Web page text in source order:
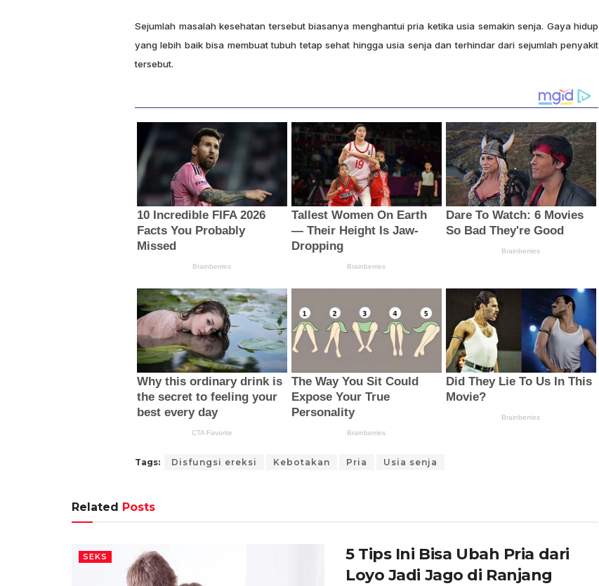
Sejumlah masalah kesehatan tersebut biasanya menghantui pria ketika usia semakin senja. Gaya hidup
yang lebih baik bisa membuat tubuh tetap sehat hingga usia senja dan terhindar dari sejumlah penyakit
tersebut.
Tags: Disfungsi ereksi Kebotakan Pria Usia senja
Related Posts
SEKS
5 Tips Ini Bisa Ubah Pria dari
Loyo Jadi Jago di Ranjang